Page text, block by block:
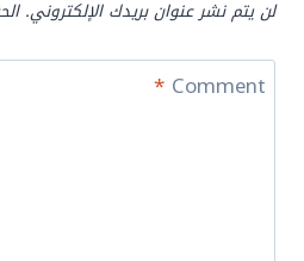
لن يتم نشر عنوان بريدك الإلكتروني.
Comment
*